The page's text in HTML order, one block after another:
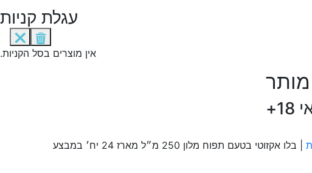
עגלת קניות
אין מוצרים בסל הקניות.
בלו אקזוטי בטעם תפוח מלון 250 מ״ל מארז 24 יח׳ במבצע